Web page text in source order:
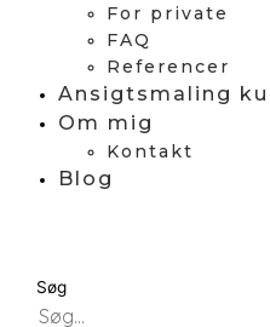
For private
FAQ
Referencer
Ansigtsmaling
Om mig
Kontakt
Blog
Søg